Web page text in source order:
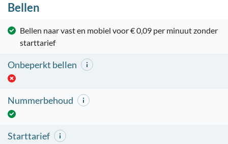
Bellen
Bellen naar vast en mobiel voor € 0,09 per minuut zonder
starttarief
Onbeperkt bellen
Nummerbehoud
Starttarief